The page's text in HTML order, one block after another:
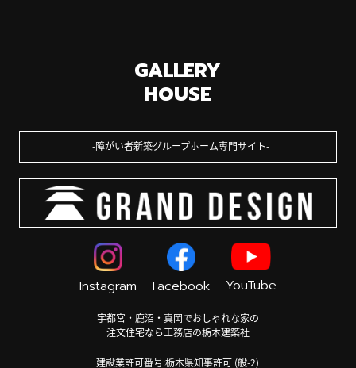
GALLERY
HOUSE
障がい者新築グループホーム専門サイト
Instagram Facebook YouTube
宇都宮・鹿沼・真岡でおしゃれな家の
注文住宅なら工務店の栃木建築社
建設業許可番号:栃木県知事許可 (般-2)